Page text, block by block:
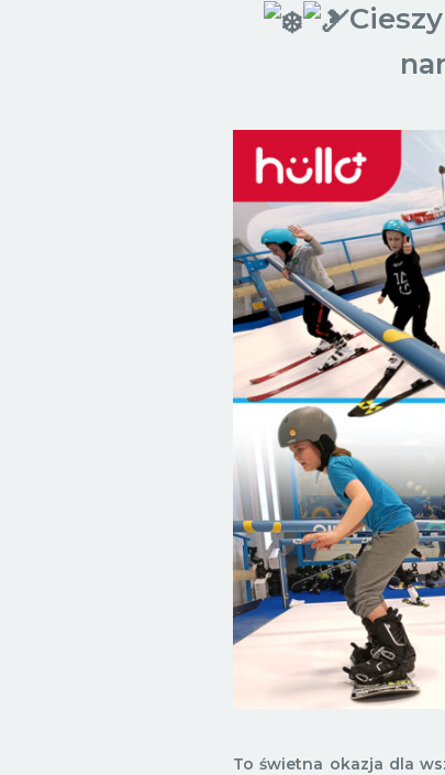
To świetna okazja dla